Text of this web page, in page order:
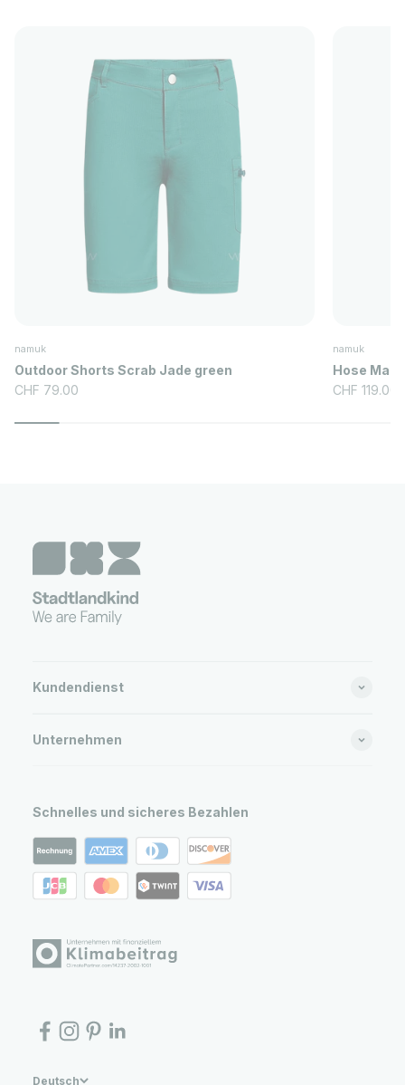
namuk
Outdoor Shorts Scrab Jade green
Angebot
CHF 79.00
namuk
Hose
Angebot
CHF 119.00
Kundendienst
Unternehmen
Schnelles und sicheres Bezahlen
Deutsch